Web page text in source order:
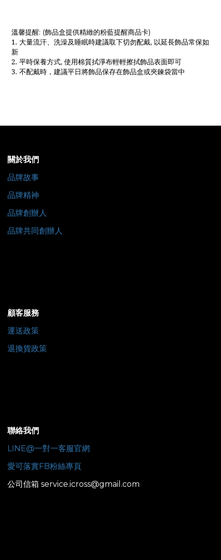
溫馨提醒: (飾品盒提供精緻的粉藍提醒商品卡)
1. 大量流汗、洗澡及睡眠時建議取下切勿配戴, 以延長飾品常保如
新
2. 平時保養方式, 使用棉質拭淨布輕輕擦拭飾品表面即可
3. 不配戴時，建議平日將飾品保存在飾品盒或夾鍊袋當中
關於我們
品牌故事
品牌精神
品牌創辦人
品牌共同創辦人
顧客服務
運送政策
退換貨政策
聯絡我們
LINE@一對一客服官網
愛可落實FB粉絲專頁
公司信箱 service.icross@gmail.com